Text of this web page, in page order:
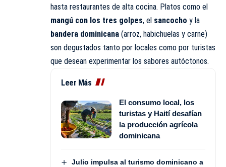
hasta restaurantes de alta cocina. Platos como el
mangú con los tres golpes, el sancocho y la
bandera dominicana (arroz, habichuelas y carne)
son degustados tanto por locales como por turistas
que desean experimentar los sabores autóctonos.
Leer Más
El consumo local, los
turistas y Haití desafían
la producción agrícola
dominicana
Julio impulsa al turismo dominicano a